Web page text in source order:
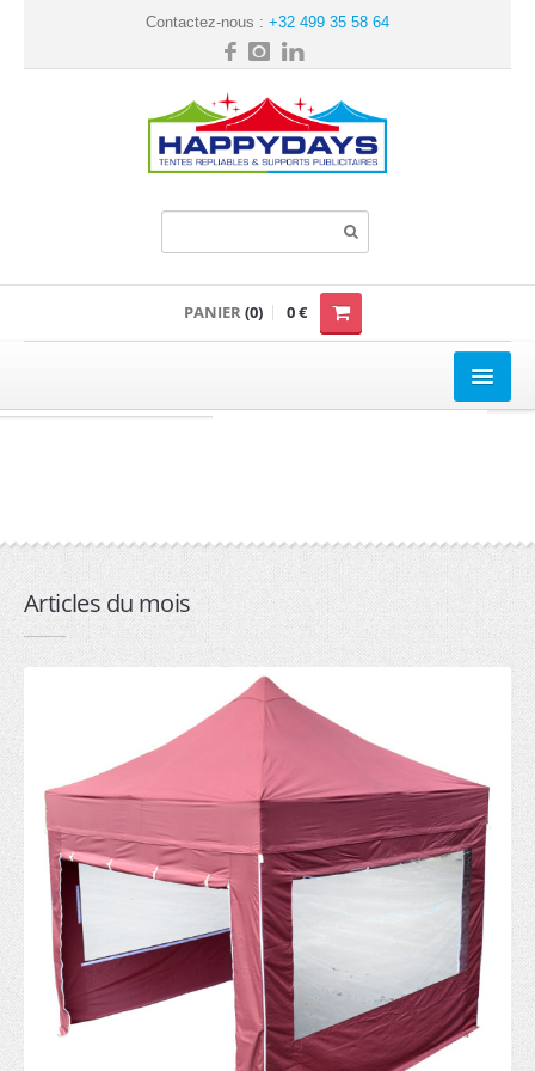
Contactez-nous : +32 499 35 58 64
PANIER(0) 0 €
TENTE REPLIABLE
3mx3m (6)
4.5mx3m (7)
Professionnelle
1.5mx1.5m (6)
2mx2m (7)
3mx2m (8)
3mx3m (7)
4.5mx3m (8)
6mx3m (6)
Articles du mois